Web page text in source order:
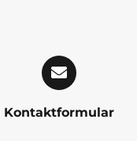
Kontaktformular